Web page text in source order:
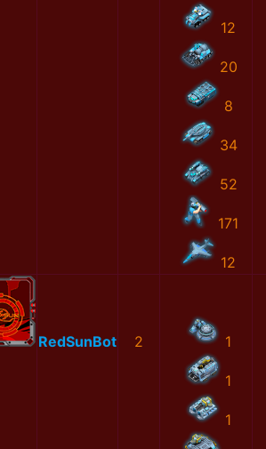
12
20
8
34
52
171
12
RedSunBot 2 1
1
1